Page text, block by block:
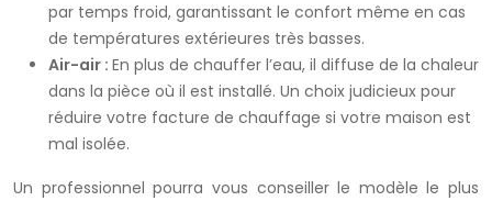
par temps froid, garantissant le confort même en cas
de températures extérieures très basses.
Air-air : En plus de chauffer l’eau, il diffuse de la chaleur
dans la pièce où il est installé. Un choix judicieux pour
réduire votre facture de chauffage si votre maison est
mal isolée.
Un professionnel pourra vous conseiller le modèle le plus